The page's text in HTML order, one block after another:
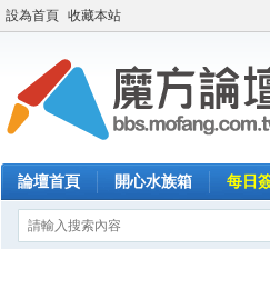
設為首頁 收藏本站
論壇首頁 開心水族箱 每日